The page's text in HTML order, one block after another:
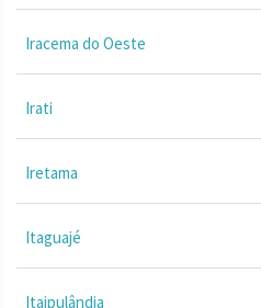
Iracema do Oeste
Irati
Iretama
Itaguajé
Itaipulândia